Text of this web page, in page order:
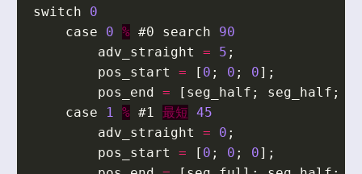
switch
0
case
0 % #0 search
90
adv_straight
= 5 ;
pos_start
= [ 0 ; 0 ; 0];
pos_end = [ seg_half ; seg_half ;
case
1 % #1 最短 45
adv_straight
= 0 ;
pos_start
= [ 0 ; 0 ; 0];